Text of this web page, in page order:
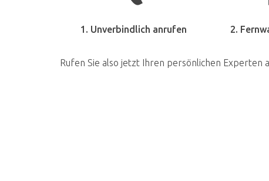
1. Unverbindlich anrufen 2.
Rufen Sie also jetzt Ihren persönlichen